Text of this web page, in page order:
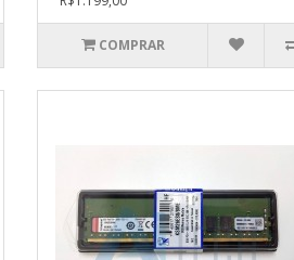
COMPRAR